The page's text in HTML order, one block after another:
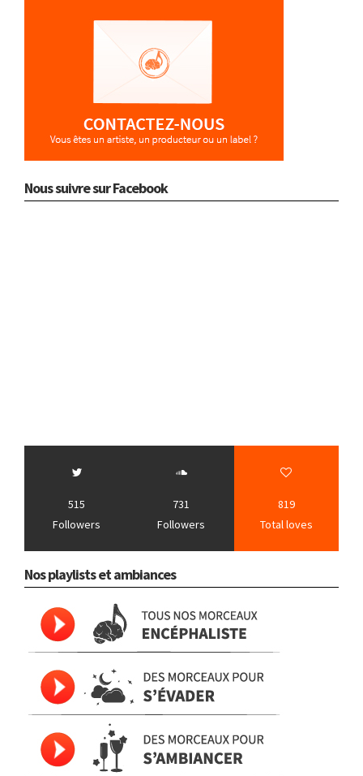
Nous suivre sur Facebook
515
Followers
731
Followers
819
Total loves
Nos playlists et ambiances